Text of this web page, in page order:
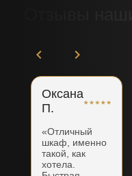
Оксана
П.
«Отличный
шкаф, именно
такой, как
хотела.